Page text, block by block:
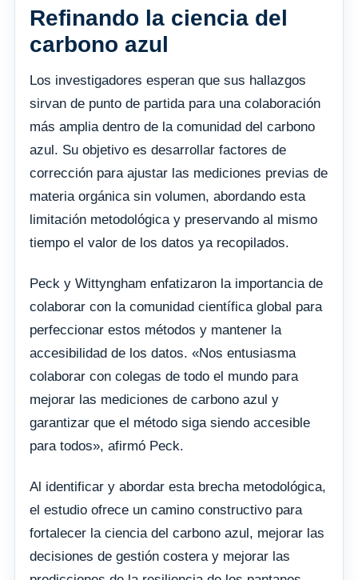
Refinando la ciencia del
carbono azul
Los investigadores esperan que sus hallazgos
sirvan de punto de partida para una colaboración
más amplia dentro de la comunidad del carbono
azul. Su objetivo es desarrollar factores de
corrección para ajustar las mediciones previas de
materia orgánica sin volumen, abordando esta
limitación metodológica y preservando al mismo
tiempo el valor de los datos ya recopilados.
Peck y Wittyngham enfatizaron la importancia de
colaborar con la comunidad científica global para
perfeccionar estos métodos y mantener la
accesibilidad de los datos. «Nos entusiasma
colaborar con colegas de todo el mundo para
mejorar las mediciones de carbono azul y
garantizar que el método siga siendo accesible
para todos», afirmó Peck.
Al identificar y abordar esta brecha metodológica,
el estudio ofrece un camino constructivo para
fortalecer la ciencia del carbono azul, mejorar las
decisiones de gestión costera y mejorar las